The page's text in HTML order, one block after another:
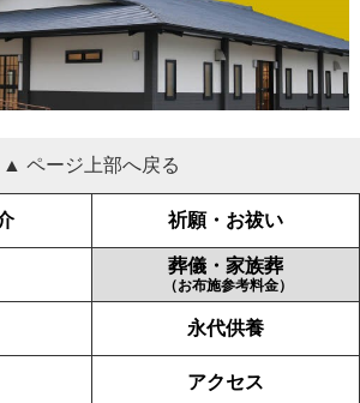
▲ ページ上部へ戻る
祈願・お祓い
葬儀・家族葬
（お布施参考料金）
永代供養
アクセス